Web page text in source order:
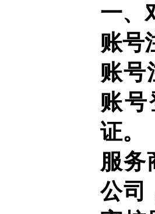
一、
账号
账号
账
证。
服务
公司